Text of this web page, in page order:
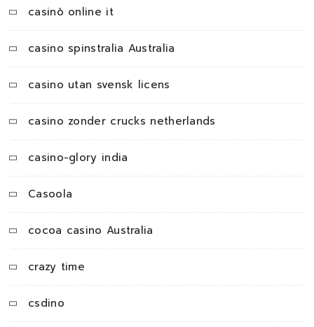
casinò online it
casino spinstralia Australia
casino utan svensk licens
casino zonder crucks netherlands
casino-glory india
Casoola
cocoa casino Australia
crazy time
csdino